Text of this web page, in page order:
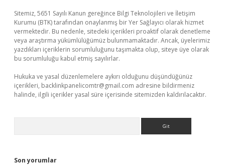
Sitemiz, 5651 Sayılı Kanun gereğince Bilgi Teknolojileri ve İletişim
Kurumu (BTK) tarafından onaylanmış bir Yer Sağlayıcı olarak hizmet
vermektedir. Bu nedenle, sitedeki içerikleri proaktif olarak denetleme
veya araştırma yükümlülüğümüz bulunmamaktadır. Ancak, üyelerimiz
yazdıkları içeriklerin sorumluluğunu taşımakta olup, siteye üye olarak
bu sorumluluğu kabul etmiş sayılırlar.
Hukuka ve yasal düzenlemelere aykırı olduğunu düşündüğünüz
içerikleri, backlinkpanelicomtr@gmail.com adresine bildirmeniz
halinde, ilgili içerikler yasal süre içerisinde sitemizden kaldırılacaktır.
Son yorumlar